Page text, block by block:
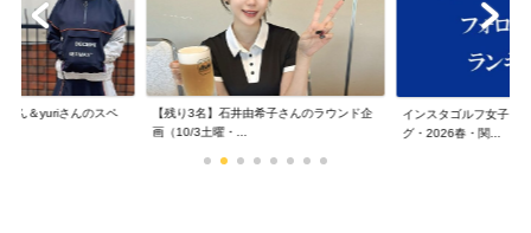
ん＆yuriさんのスペ
【残り3名】石井由希子さんのラウンド企
画（10/3土曜・...
インスタゴルフ女子フ
グ・2026春・関...